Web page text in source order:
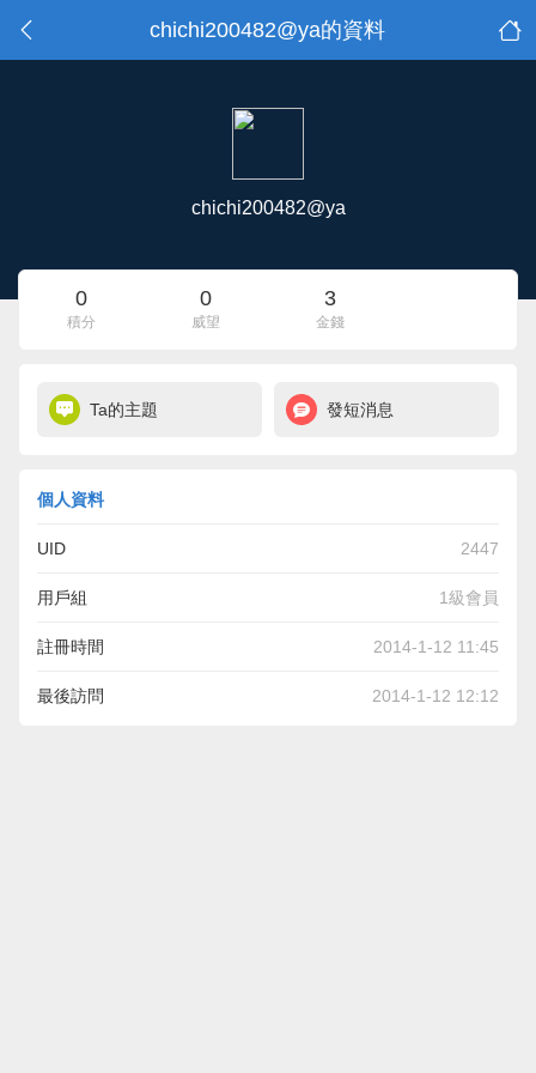
chichi200482@ya的資料
chichi200482@ya
0
積分
0
威望
3
金錢
Ta的主題 發短消息
個人資料
UID 2447
用戶組 1級會員
註冊時間 2014-1-12 11:45
最後訪問 2014-1-12 12:12